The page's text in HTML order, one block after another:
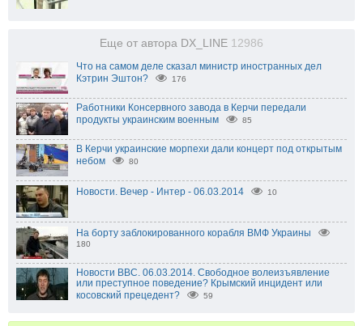
Еще от автора DX_LINE 12986
Что на самом деле сказал министр иностранных дел
Кэтрин Эштон?
176
Работники Консервного завода в Керчи передали
продукты украинским военным
85
В Керчи украинские морпехи дали концерт под открытым
небом
80
Новости. Вечер - Интер - 06.03.2014 10
На борту заблокированного корабля ВМФ Украины
180
Новости BBC. 06.03.2014. Свободное волеизъявление
или преступное поведение? Крымский инцидент или
косовский прецедент?
59